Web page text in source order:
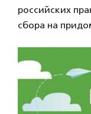
российских
сбора на